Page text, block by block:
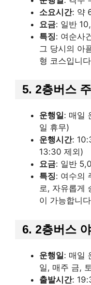
소요시간: 약
요금: 일반
특징: 여순사
그 당시의 아
형 코스입니
5. 2층버스
운행일: 매일
일 휴무)
운행시간:
13:30 제외)
요금: 일반
특징: 여수의
로, 자유롭게
이 가능합니
6. 2층버스
운행일: 매일
일, 매주 금,
출발시간: